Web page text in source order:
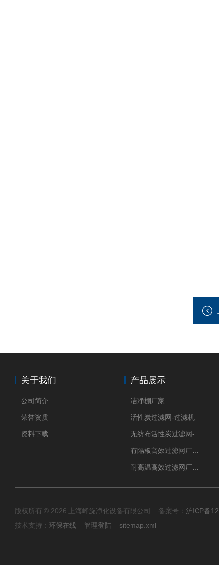
关于我们
公司简介
荣誉资质
资料下载
产品展示
洁净棚厂家
活性炭过滤网-过滤机
版权所有 © 2026 上海峰旋净化设备有限公司 备案号： 沪ICP备
技术支持： 环保在线 管理登陆 sitemap.xml